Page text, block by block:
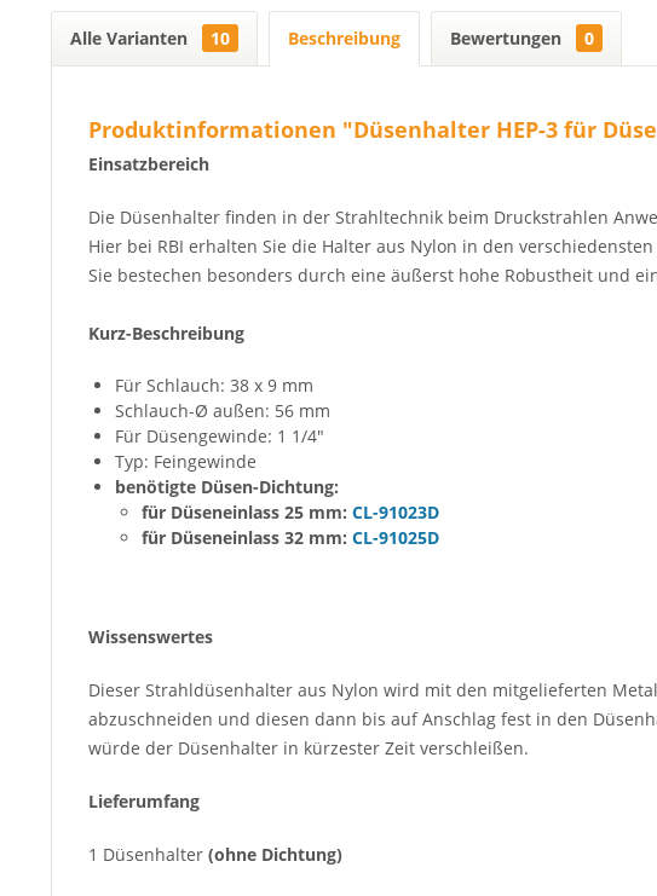
Alle Varianten 10 Beschreibung Bewertungen 0
Produktinformationen "Düsenhalter HEP-3 für
Einsatzbereich
Die Düsenhalter finden in der Strahltechnik beim Druckstrahlen
Hier bei RBI erhalten Sie die Halter aus Nylon in den
Sie bestechen besonders durch eine äußerst hohe Robustheit und
Kurz-Beschreibung
Für Schlauch: 38 x 9 mm
Schlauch-Ø außen: 56 mm
Für Düsengewinde: 1 1/4"
Typ: Feingewinde
benötigte Düsen-Dichtung:
für Düseneinlass 25 mm: CL-91023D
für Düseneinlass 32 mm: CL-91025D
Wissenswertes
Dieser Strahldüsenhalter aus Nylon wird mit den mitgelieferten
abzuschneiden und diesen dann bis auf Anschlag fest in den
würde der Düsenhalter in kürzester Zeit verschleißen.
Lieferumfang
1 Düsenhalter (ohne Dichtung)